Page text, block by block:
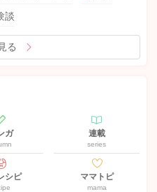
談
る
ガ 連載
series
シピ ママトピ
mama